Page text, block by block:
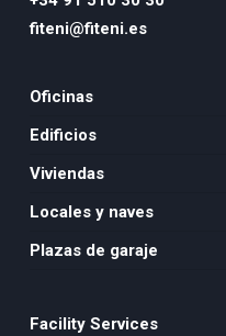
fiteni@fiteni.es
Oficinas
Edificios
Viviendas
Locales y naves
Plazas de garaje
Facility Services